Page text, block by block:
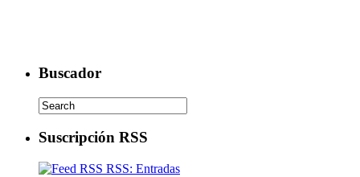
Buscador
Suscripción RSS
RSS: Entradas